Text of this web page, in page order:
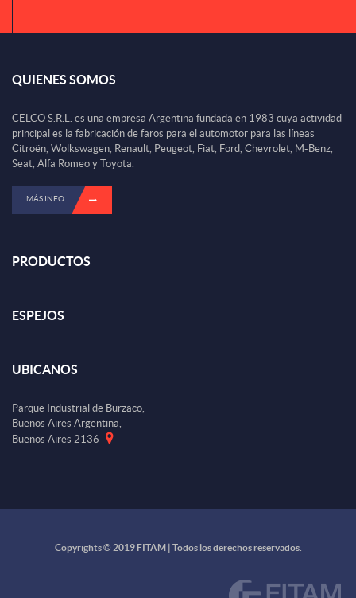
QUIENES SOMOS
CELCO S.R.L. es una empresa Argentina fundada en 1983 cuya actividad
principal es la fabricación de faros para el automotor para las líneas
Citroën, Wolkswagen, Renault, Peugeot, Fiat, Ford, Chevrolet, M-Benz,
Seat, Alfa Romeo y Toyota.
MÁS INFO
PRODUCTOS
ESPEJOS
UBICANOS
Parque Industrial de Burzaco,
Buenos Aires Argentina,
Buenos Aires 2136
Copyrights © 2019 FITAM | Todos los derechos reservados.